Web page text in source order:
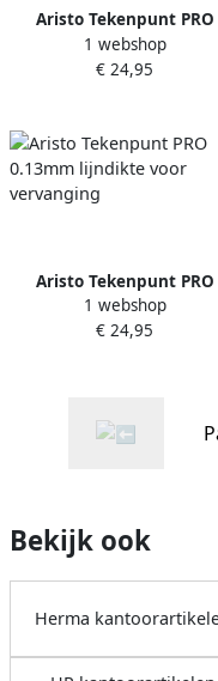
Aristo Tekenpunt PRO
0.18mm lijndikte voor
vervanging
1 webshop
€ 24,95
Aristo Tekenpunt PRO
0.13mm lijndikte voor
vervanging
1 webshop
€ 24,95
Bekijk ook
Herma